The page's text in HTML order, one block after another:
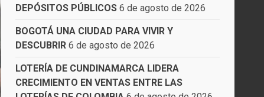
DEPÓSITOS PÚBLICOS 6 de agosto de 2026
BOGOTÁ UNA CIUDAD PARA VIVIR Y
DESCUBRIR 6 de agosto de 2026
LOTERÍA DE CUNDINAMARCA LIDERA
CRECIMIENTO EN VENTAS ENTRE LAS